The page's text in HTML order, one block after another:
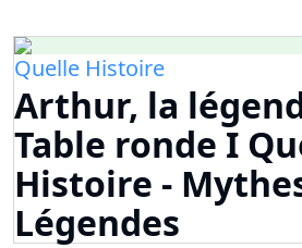
Quelle Histoire
Arthur, la
Table ronde I
Histoire -
Légendes